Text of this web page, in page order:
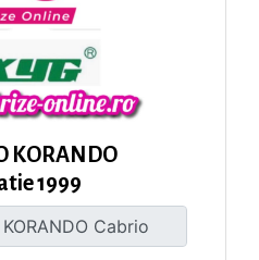
KORANDO
1999